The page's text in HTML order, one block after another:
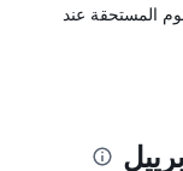
المستحقة عند